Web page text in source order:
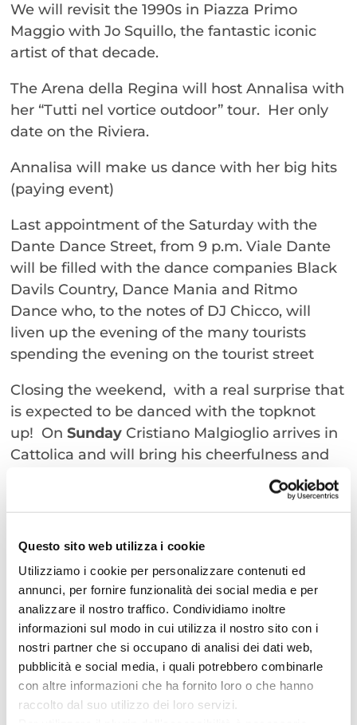
Questo sito web utilizza i cookie
Utilizziamo i cookie per personalizzare contenuti ed
annunci, per fornire funzionalità dei social media e per
analizzare il nostro traffico. Condividiamo inoltre
informazioni sul modo in cui utilizza il nostro sito con i
nostri partner che si occupano di analisi dei dati web,
pubblicità e social media, i quali potrebbero combinarle
con altre informazioni che ha fornito loro o che hanno
raccolto dal suo utilizzo dei loro servizi.
We will revisit the 1990s in Piazza Primo
Maggio with Jo Squillo, the fantastic iconic
artist of that decade.
The Arena della Regina will host Annalisa with
her “Tutti nel vortice outdoor” tour. Her only
date on the Riviera.
Annalisa will make us dance with her big hits
(paying event)
Last appointment of the Saturday with the
Dante Dance Street, from 9 p.m. Viale Dante
will be filled with the dance companies Black
Davils Country, Dance Mania and Ritmo
Dance who, to the notes of DJ Chicco, will
liven up the evening of the many tourists
spending the evening on the tourist street
Closing the weekend, with a real surprise that
is expected to be danced with the topknot
up! OnSunday Cristiano Malgioglio arrives in
Cattolica and will bring his cheerfulness and
extravagance to Piazza Primo Maggio from 9
The events in Piazza Primo Maggio are all free
admission
“Notte Rosa 2024” here in Cattolica will amaze
you with its pink and glamorous tones
Find out more on the official page
www.lanotterosa.it